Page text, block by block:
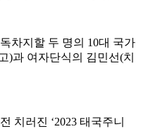
차지할 두 명의 10대 국가
)과 여자단식의 김민선(치
치러진 ‘2023 태국주니